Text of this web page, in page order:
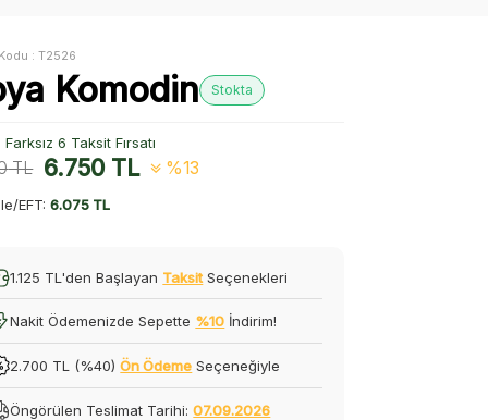
:T2526
Komodin Stokta
6 Taksit Fırsatı
TL 6.750TL %13
EFT:6.075 TL
1.125 TL'den Başlayan Taksit Seçenekleri
Nakit Ödemenizde Sepette %10 İndirim!
2.700 TL (%40)Ön Ödeme Seçeneğiyle
Öngörülen Teslimat Tarihi:07.09.2026